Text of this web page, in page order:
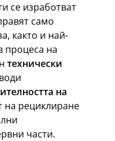
се изработват
само
както и най-
процеса на
технически
на
на рециклиране
части.